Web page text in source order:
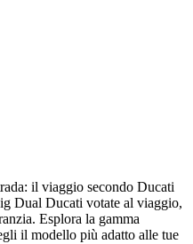
il viaggio secondo Ducati
Dual Ducati votate al viaggio,
Esplora la gamma
il modello più adatto alle tue